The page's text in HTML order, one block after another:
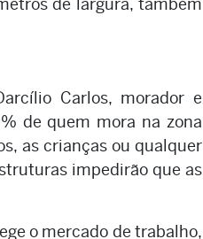
de largura, também
Carlos, morador e
de quem mora na zona
as crianças ou qualquer
impedirão que as
o mercado de trabalho,